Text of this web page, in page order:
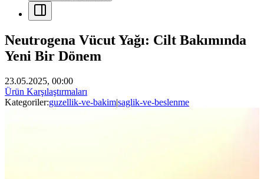
Neutrogena Vücut Yağı: Cilt Bakımında
Yeni Bir Dönem
23.05.2025, 00:00
Ürün Karşılaştırmaları
Kategoriler:guzellik-ve-bakim|saglik-ve-beslenme